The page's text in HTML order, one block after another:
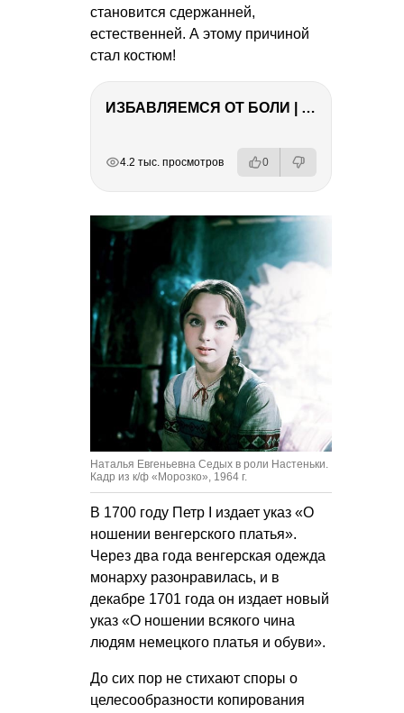
становится сдержанней,
естественней. А этому причиной
стал костюм!
ИЗБАВЛЯЕМСЯ ОТ БОЛИ | Важность режима и питания
4.2 тыс. просмотров 0
Наталья Евгеньевна Седых в роли Настеньки.
Кадр из к/ф «Морозко», 1964 г.
В 1700 году Петр I издает указ «О
ношении венгерского платья».
Через два года венгерская одежда
монарху разонравилась, и в
декабре 1701 года он издает новый
указ «О ношении всякого чина
людям немецкого платья и обуви».
До сих пор не стихают споры о
целесообразности копирования